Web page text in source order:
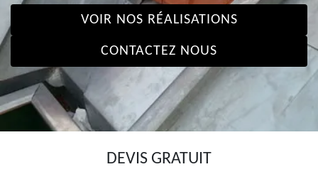
VOIR NOS RÉALISATIONS
CONTACTEZ NOUS
DEVIS GRATUIT